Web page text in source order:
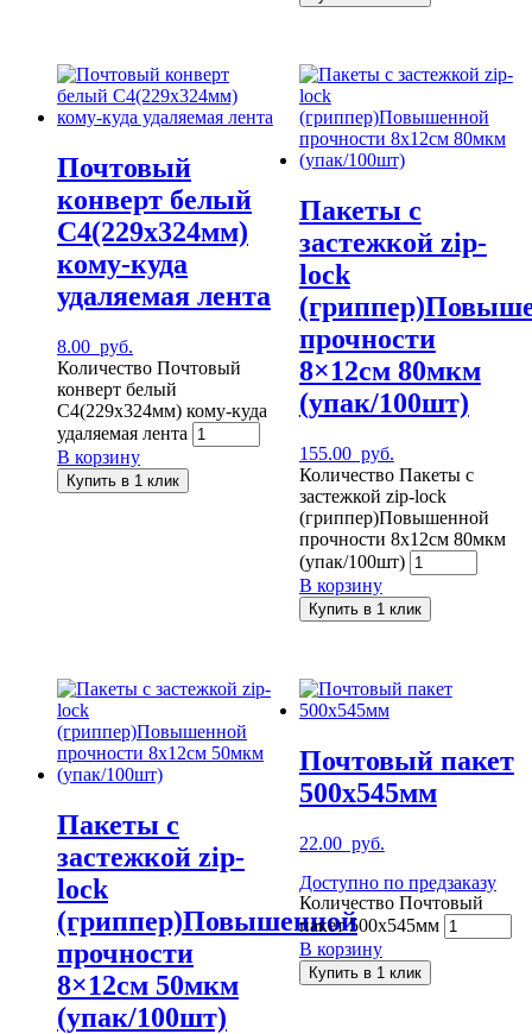
Почтовый
конверт белый
C4(229х324мм)
кому-куда
удаляемая лента
8.00 руб.
Количество Почтовый
конверт белый
C4(229х324мм) кому-куда
удаляемая лента
В корзину
Купить в 1 клик
Пакеты с
застежкой zip-
lock
прочности
8×12см 80мкм
(упак/100шт)
155.00 руб.
Количество Пакеты с
застежкой zip-lock
(гриппер)Повышенной
прочности 8x12см 80мкм
(упак/100шт)
В корзину
Купить в 1 клик
Пакеты с
застежкой zip-
lock
(гриппер)Повышенной
прочности
8×12см 50мкм
(упак/100шт)
Почтовый пакет
500х545мм
22.00 руб.
Доступно по предзаказу
Количество Почтовый
пакет 500х545мм
В корзину
Купить в 1 клик